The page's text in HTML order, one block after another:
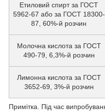
Етиловий спирт за ГОСТ
5962-67 або за ГОСТ 18300-
87, 60%-й розчин
Молочна кислота за ГОСТ
490-79, 6,3%-й розчин
Лимонна кислота за ГОСТ
3652-69, 3%-й розчин
Примітка. Під час